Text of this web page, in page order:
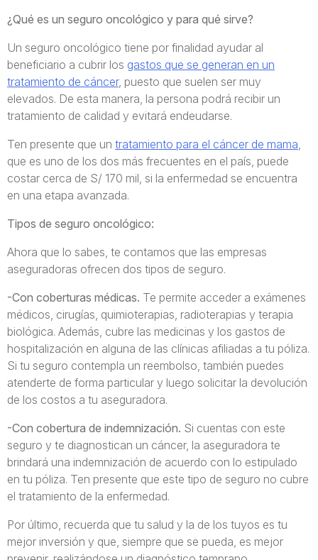
¿Qué es un seguro oncológico y para qué sirve?
Un seguro oncológico tiene por finalidad ayudar al
beneficiario a cubrir los gastos que se generan en un
tratamiento de cáncer, puesto que suelen ser muy
elevados. De esta manera, la persona podrá recibir un
tratamiento de calidad y evitará endeudarse.
Ten presente que un tratamiento para el cáncer de mama,
que es uno de los dos más frecuentes en el país, puede
costar cerca de S/ 170 mil, si la enfermedad se encuentra
en una etapa avanzada.
Tipos de seguro oncológico:
Ahora que lo sabes, te contamos que las empresas
aseguradoras ofrecen dos tipos de seguro.
-Con coberturas médicas. Te permite acceder a exámenes
médicos, cirugías, quimioterapias, radioterapias y terapia
biológica. Además, cubre las medicinas y los gastos de
hospitalización en alguna de las clínicas afiliadas a tu póliza.
Si tu seguro contempla un reembolso, también puedes
atenderte de forma particular y luego solicitar la devolución
de los costos a tu aseguradora.
-Con cobertura de indemnización. Si cuentas con este
seguro y te diagnostican un cáncer, la aseguradora te
brindará una indemnización de acuerdo con lo estipulado
en tu póliza. Ten presente que este tipo de seguro no cubre
el tratamiento de la enfermedad.
Por último, recuerda que tu salud y la de los tuyos es tu
mejor inversión y que, siempre que se pueda, es mejor